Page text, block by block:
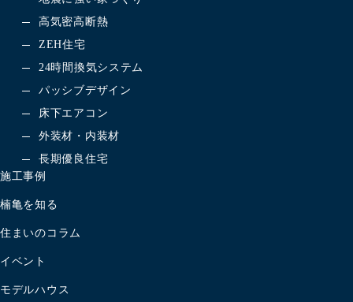
高気密高断熱
ZEH住宅
24時間換気システム
パッシブデザイン
床下エアコン
外装材・内装材
長期優良住宅
施工事例
楠亀を知る
住まいのコラム
イベント
モデルハウス